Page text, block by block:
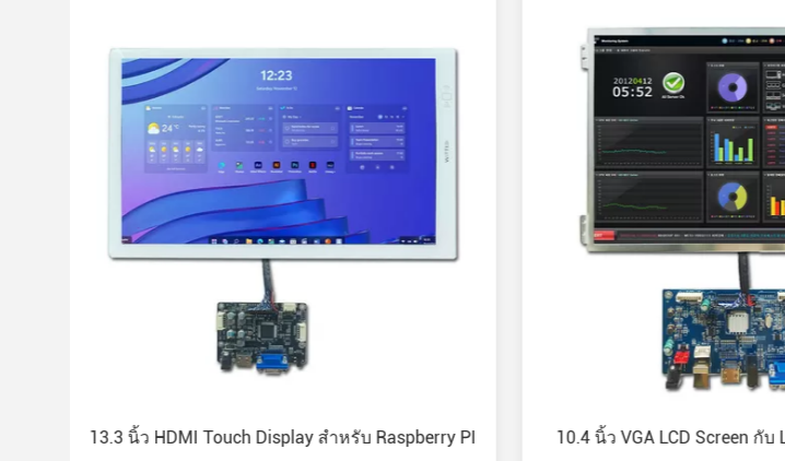
เครื่อง
164.9 ((W)
((T) มม
154.21
mm
แผ่นสัมผัสเป็นตัวเลือก
ใช่
ทั้งหมด
ซ้าย: 80, ขว
ลง: 80 องศ
ความสว่าง ((ชนิด)
350 cd/m2
13.3 นิ้ว HDMI Touch Display สําหรับ Raspberry PI 10.4 นิ้ว VGA LCD Screen กับ